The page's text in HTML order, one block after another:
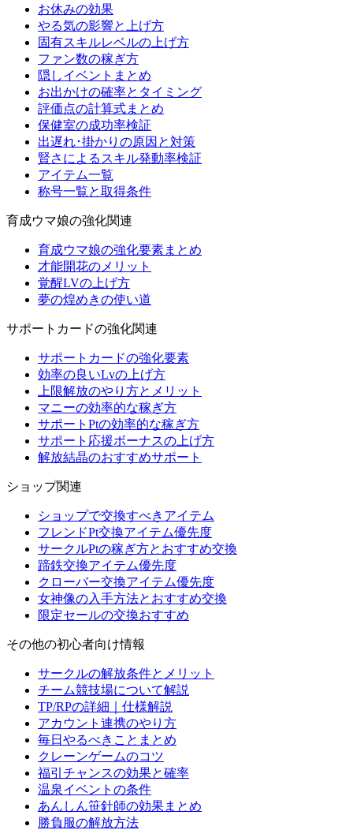
お休みの効果
やる気の影響と上げ方
固有スキルレベルの上げ方
ファン数の稼ぎ方
隠しイベントまとめ
お出かけの確率とタイミング
評価点の計算式まとめ
保健室の成功率検証
出遅れ･掛かりの原因と対策
賢さによるスキル発動率検証
アイテム一覧
称号一覧と取得条件
育成ウマ娘の強化関連
育成ウマ娘の強化要素まとめ
才能開花のメリット
覚醒LVの上げ方
夢の煌めきの使い道
サポートカードの強化関連
サポートカードの強化要素
効率の良いLvの上げ方
上限解放のやり方とメリット
マニーの効率的な稼ぎ方
サポートPtの効率的な稼ぎ方
サポート応援ボーナスの上げ方
解放結晶のおすすめサポート
ショップ関連
ショップで交換すべきアイテム
フレンドPt交換アイテム優先度
サークルPtの稼ぎ方とおすすめ交換
蹄鉄交換アイテム優先度
クローバー交換アイテム優先度
女神像の入手方法とおすすめ交換
限定セールの交換おすすめ
その他の初心者向け情報
サークルの解放条件とメリット
チーム競技場について解説
TP/RPの詳細｜仕様解説
アカウント連携のやり方
毎日やるべきことまとめ
クレーンゲームのコツ
福引チャンスの効果と確率
温泉イベントの条件
あんしん笹針師の効果まとめ
勝負服の解放方法